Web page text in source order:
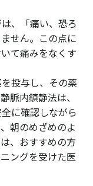
、「痛い、恐ろ
せん。この点に
て痛みをなくす
投与し、その薬
脈内鎮静法は、
に確認しながら
朝のめざめのよ
、おすすめの方
ングを受けた医